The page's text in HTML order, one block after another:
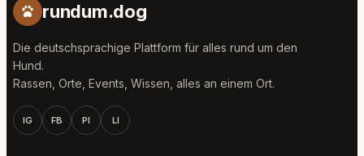
rundum.dog
Die deutschsprachige Plattform für alles rund um den
Hund.
Rassen, Orte, Events, Wissen, alles an einem Ort.
IG FB PI LI